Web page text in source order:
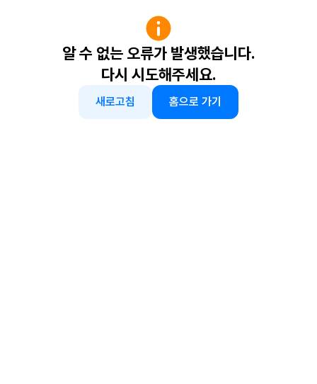
알 수 없는 오류가 발생했습니다.
다시 시도해주세요.
새로고침 홈으로 가기